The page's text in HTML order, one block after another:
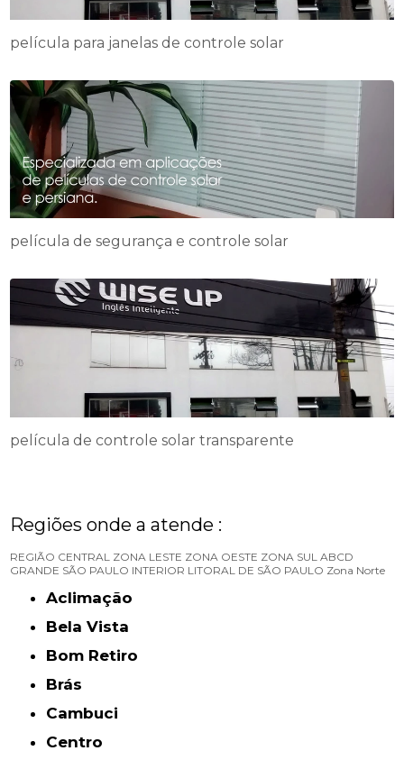
película para janelas de controle solar
película de segurança e controle solar
película de controle solar transparente
Regiões onde a atende :
REGIÃO CENTRAL ZONA LESTE ZONA OESTE ZONA SUL ABCD
GRANDE SÃO PAULO INTERIOR LITORAL DE SÃO PAULO Zona Norte
Aclimação
Bela Vista
Bom Retiro
Brás
Cambuci
Centro